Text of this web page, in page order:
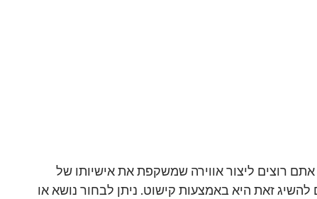
רוצים ליצור אווירה שמשקפת את אישיותו של
זאת היא באמצעות קישוט. ניתן לבחור נושא או